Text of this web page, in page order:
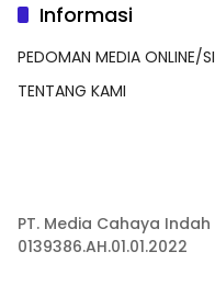
Informasi
PEDOMAN MEDIA ONLINE/
TENTANG KAMI
PT. Media Cahaya Indah
0139386.AH.01.01.2022